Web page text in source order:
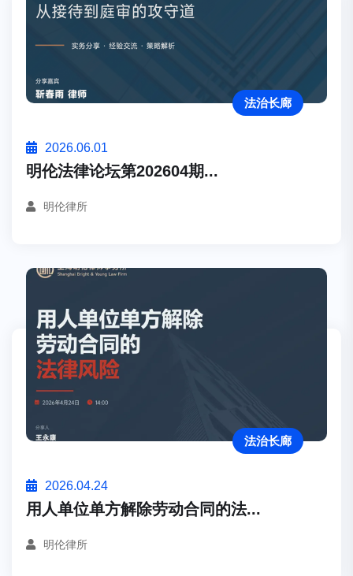
法治长廊
2026.06.01
明伦法律论坛第202604期...
明伦律所
法治长廊
2026.04.24
用人单位单方解除劳动合同的法...
明伦律所